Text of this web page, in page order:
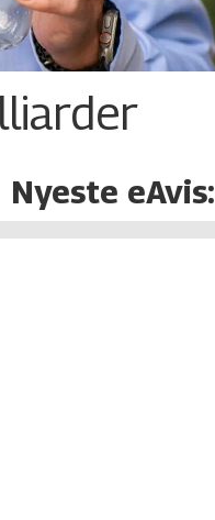
Nyeste eAvis: